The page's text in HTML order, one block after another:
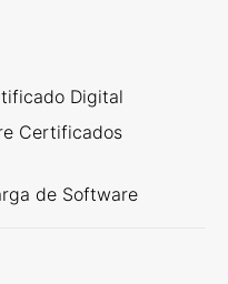
Digital
Certificados
de Software